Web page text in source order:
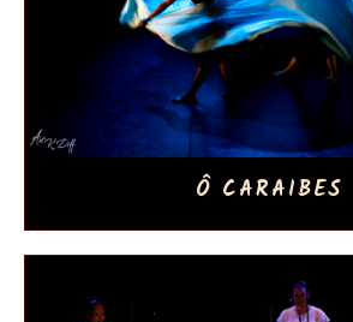
Ô CARAIBES